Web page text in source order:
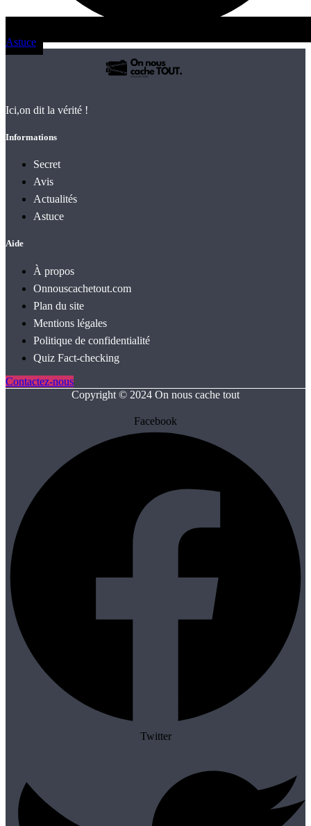
Astuce
Ici,on dit la vérité !
Informations
Secret
Avis
Actualités
Astuce
Aide
À propos
Onnouscachetout.com
Plan du site
Mentions légales
Politique de confidentialité
Quiz Fact‑checking
Contactez-nous
Copyright © 2024 On nous cache tout
Facebook
Twitter